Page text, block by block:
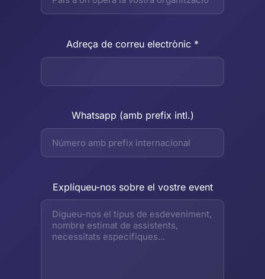
Adreça de correu electrònic *
Whatsapp (amb prefix intl.)
Explíqueu-nos sobre el vostre event